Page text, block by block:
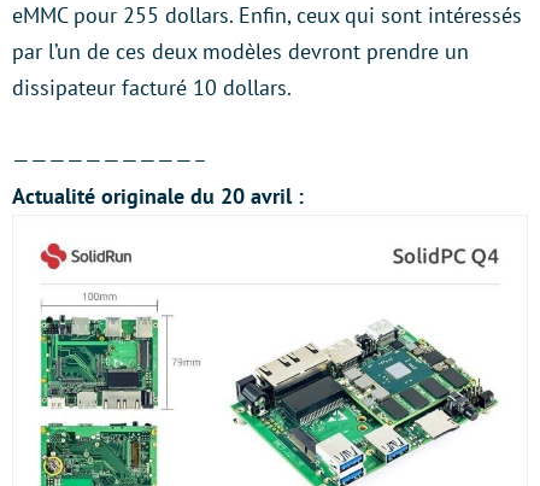
eMMC pour 255 dollars. Enfin, ceux qui sont intéressés
par l’un de ces deux modèles devront prendre un
dissipateur facturé 10 dollars.
——————————–
Actualité originale du 20 avril :